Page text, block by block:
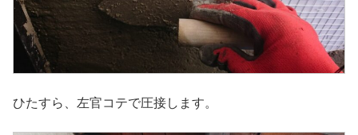
ひたすら、左官コテで圧接します。